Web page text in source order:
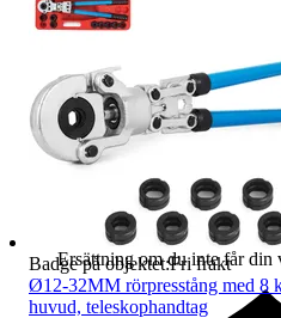
Ersättning om du inte får din
Badge på objektet:Fri frakt
Ø12-32MM rörpresstång med 8
huvud, teleskophandtag